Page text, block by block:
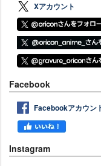
Xアカウント
Facebook
Facebookアカウン
Instagram